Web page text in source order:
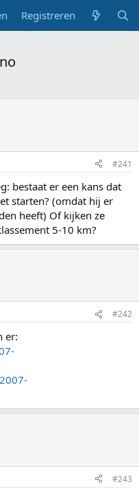
Registreren
#241
bestaat er een kans dat
starten? (omdat hij er
heeft) Of kijken ze
5-10 km?
#242
er:
#243